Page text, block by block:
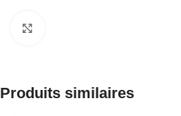
Produits similaires